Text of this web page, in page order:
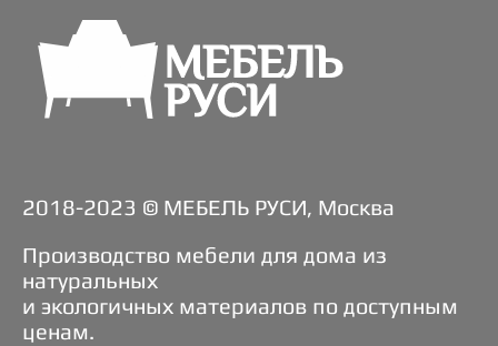
2018-2023 © МЕБЕЛЬ РУСИ, Москва
Производство мебели для дома из
натуральных
и экологичных материалов по доступным
ценам.